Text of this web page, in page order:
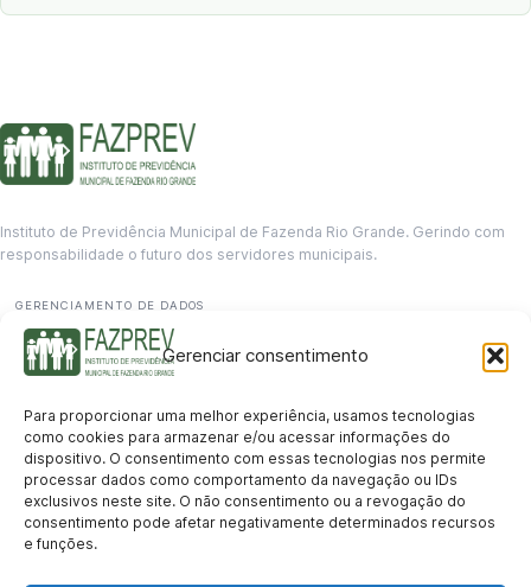
Gerenciar consentimento
Para proporcionar uma melhor experiência, usamos tecnologias
como cookies para armazenar e/ou acessar informações do
dispositivo. O consentimento com essas tecnologias nos permite
processar dados como comportamento da navegação ou IDs
exclusivos neste site. O não consentimento ou a revogação do
consentimento pode afetar negativamente determinados recursos
e funções.
Instituto de Previdência Municipal de Fazenda Rio Grande. Gerindo com
responsabilidade o futuro dos servidores municipais.
GERENCIAMENTO DE DADOS
Departamento de informação
contato@fazprev.pr.gov.br
(41) 3995-2146
Serviços
Aposentadoria Pensão por Morte Benefício por Invalidez Auxílio Doença
Holerite Online Protocolo Online
Transparência
Portal da Transparência